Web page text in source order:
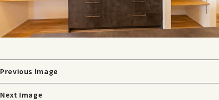
Previous Image
Next Image